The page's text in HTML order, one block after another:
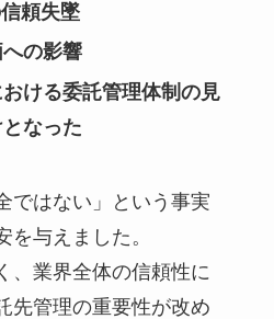
頼失墜
の影響
ける委託管理体制の見
なった
ではない」という事実
を与えました。
、業界全体の信頼性に
先管理の重要性が改め